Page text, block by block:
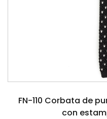
FN-110 Corbata de
con